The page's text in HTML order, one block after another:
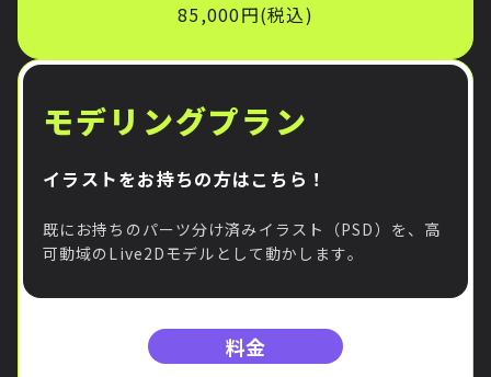
85,000円(税込)
モデリングプラン
イラストをお持ちの方はこちら！
既にお持ちのパーツ分け済みイラスト（PSD）を、高
可動域のLive2Dモデルとして動かします。
料金